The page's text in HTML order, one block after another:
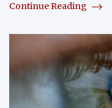
Continue Reading